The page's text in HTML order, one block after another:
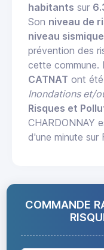
habitants sur
Son niveau de
niveau
prévention des
cette commune.
CATNAT ont été
Inondations et/
Risques et
CHARDONNAY
d'une minute sur
COMMANDE